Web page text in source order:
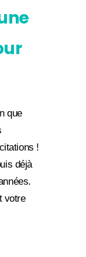
que
!
déjà
votre